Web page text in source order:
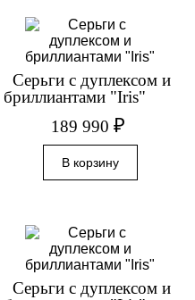
Серьги с дуплексом и
бриллиантами "Iris"
189 990 ₽
Серьги с дуплексом и